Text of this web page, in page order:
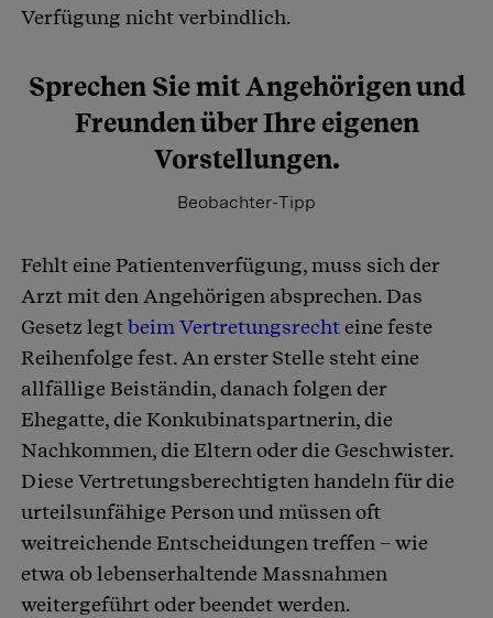
Verfügung nicht verbindlich.
Sprechen Sie mit Angehörigen und
Freunden über Ihre eigenen
Vorstellungen.
Beobachter-Tipp
Fehlt eine Patientenverfügung, muss sich der
Arzt mit den Angehörigen absprechen. Das
Gesetz legtbeim Vertretungsrechteine feste
Reihenfolge fest. An erster Stelle steht eine
allfällige Beiständin, danach folgen der
Ehegatte, die Konkubinatspartnerin, die
Nachkommen, die Eltern oder die Geschwister.
Diese Vertretungsberechtigten handeln für die
urteilsunfähige Person und müssen oft
weitreichende Entscheidungen treffen – wie
etwa ob lebenserhaltendeMassnahmen
weitergeführt oder beendet werden.